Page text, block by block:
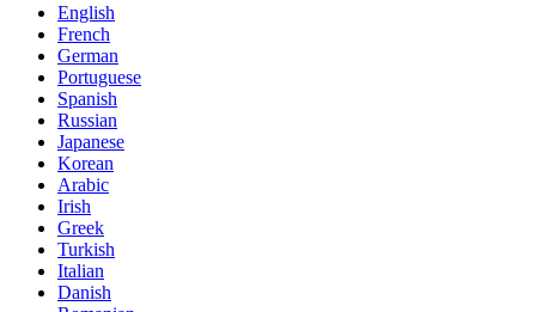
English
French
German
Portuguese
Spanish
Russian
Japanese
Korean
Arabic
Irish
Greek
Turkish
Italian
Danish